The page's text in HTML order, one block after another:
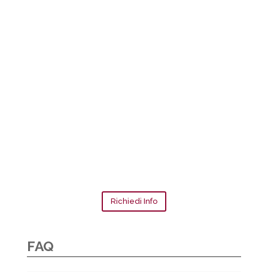
Richiedi Info
FAQ